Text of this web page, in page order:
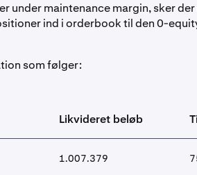
under maintenance margin, sker der
ind i orderbook til den 0-
som følger:
Likvideret beløb
1.007.379